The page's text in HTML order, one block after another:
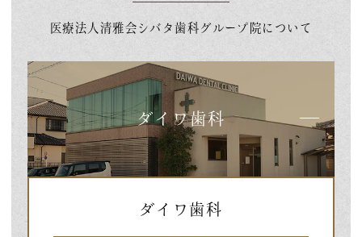
医療法人清雅会シバタ歯科グループ院について
ダイワ歯科
ダイワ歯科